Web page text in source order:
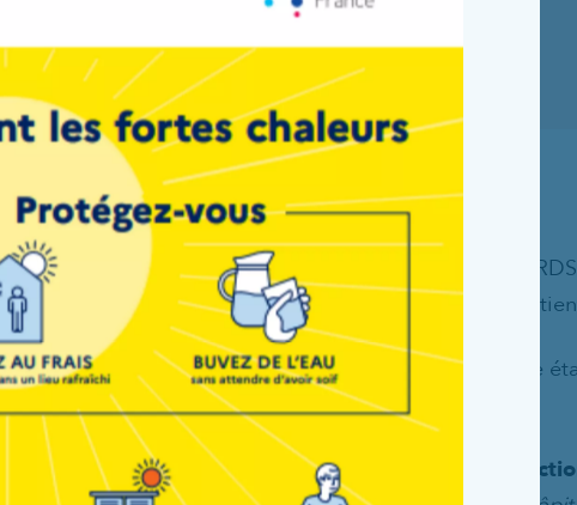
tabac”
de la démarche « Lieu de santé sans tabac »
, le
2026 auprès de ses professionnels et de ses
de l’enquête « Tabagisme en blouse blanche »
, une
de santé plus protecteur.
avec le RESPADD (Réseau de Prévention des